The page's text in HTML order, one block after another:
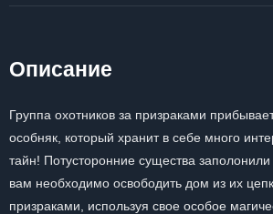
Описание
Группа охотников за призраками
особняк, который хранит в себе много
тайн! Потусторонние существа
вам необходимо освободить дом из их
призраками, используя свое особое